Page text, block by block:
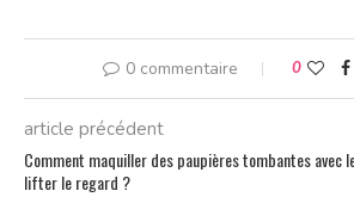
0 commentaire 0
article précédent
Comment maquiller des paupières tombantes avec
lifter le regard ?